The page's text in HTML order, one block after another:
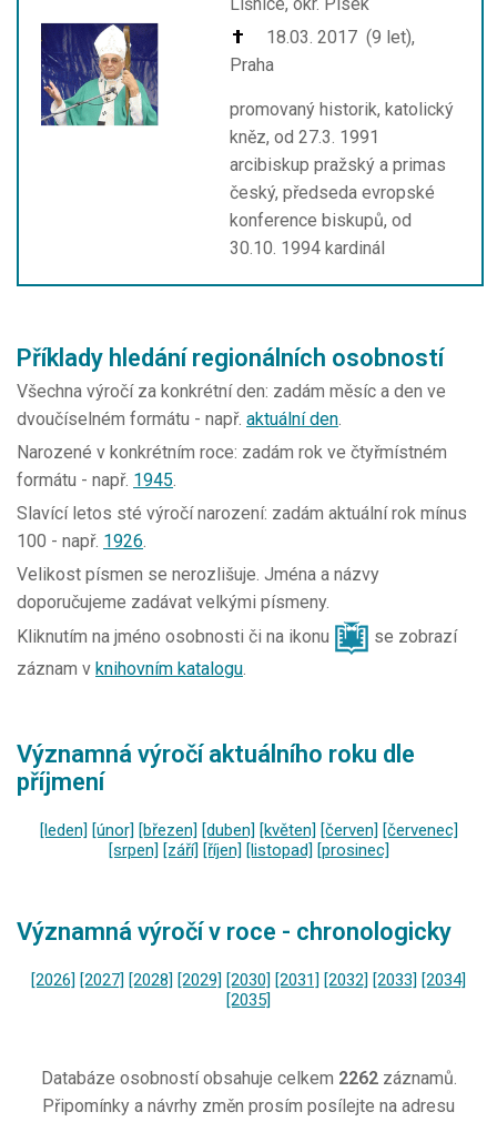
Líšnice, okr. Písek
18.03. 2017 (9 let),
Praha
promovaný historik, katolický
kněz, od 27.3. 1991
arcibiskup pražský a primas
český, předseda evropské
konference biskupů, od
30.10. 1994 kardinál
Příklady hledání regionálních osobností
Všechna výročí za konkrétní den: zadám měsíc a den ve
dvoučíselném formátu - např. aktuální den.
Narozené v konkrétním roce: zadám rok ve čtyřmístném
formátu - např. 1945.
Slavící letos sté výročínarození: zadám aktuální rok mínus
100 - např. 1926.
Velikost písmen se nerozlišuje. Jména a názvy
doporučujeme zadávat velkými písmeny.
Kliknutím na jméno osobnosti či na ikonu
se zobrazí
záznam v knihovním katalogu.
Významná výročí aktuálního roku dle
příjmení
[leden] [únor] [březen] [duben] [květen] [červen] [červenec]
[srpen] [září] [říjen] [listopad] [prosinec]
Významná výročí v roce - chronologicky
[2026] [2027] [2028] [2029] [2030] [2031] [2032] [2033] [2034]
[2035]
Databáze osobností obsahuje celkem 2262 záznamů.
Připomínky a návrhy změn prosím posílejte na adresu